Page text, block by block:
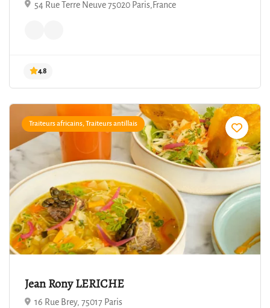
4.8
54 Rue Terre Neuve 75020 Paris,France
Traiteurs africains, Traiteurs antillais
Jean Rony LERICHE
16 Rue Brey, 75017 Paris